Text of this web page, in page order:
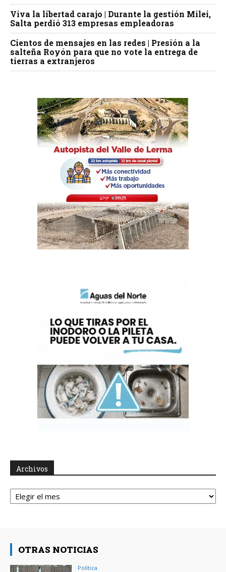
Viva la libertad carajo | Durante la gestión Milei,
Salta perdió 313 empresas empleadoras
Cientos de mensajes en las redes | Presión a la
salteña Royón para que no vote la entrega de
tierras a extranjeros
Archivos
Archivos
OTRAS NOTICIAS
Política